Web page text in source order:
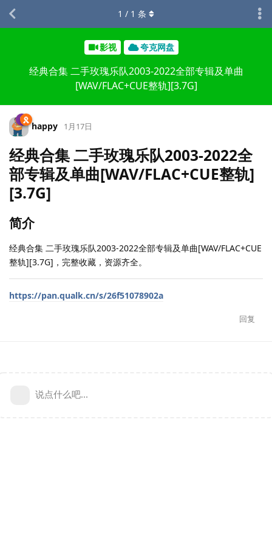
影视 夸克网盘
经典合集 二手玫瑰乐队2003-2022全部专辑及单曲
[WAV/FLAC+CUE整轨][3.7G]
1 / 1 条
happy 1月17日
经典合集 二手玫瑰乐队2003-2022全
部专辑及单曲[WAV/FLAC+CUE整轨]
[3.7G]
简介
经典合集 二手玫瑰乐队2003-2022全部专辑及单曲[WAV/FLAC+CUE
整轨][3.7G]，完整收藏，资源齐全。
https://pan.qualk.cn/s/26f51078902a
回复
说点什么吧...